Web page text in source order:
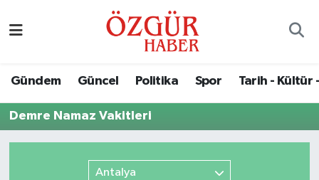
Gündem Güncel Politika Spor Tarih - Kültür
Demre Namaz Vakitleri
Antalya
Ekonomi
Nöbetçi Eczaneler
Trafik Durumu